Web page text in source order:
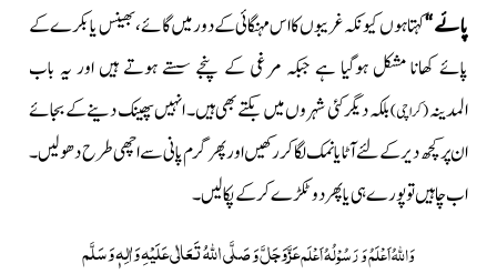
پائے“کہتا ہوں کیونکہ غریبوں کا اس مہنگائی کے دور میں گائے، بھینس یا بکرے کے
پائے کھانا مشکل ہوگیا ہے جبکہ مرغی کے پنجے سستے ہوتے ہیں اور یہ باب
المدینہ(کراچی)بلکہ دیگر کئی شہروں میں بکتے بھی ہیں۔ انہیں پھینک دینے کے بجائے
ان پر کچھ دیرکے لئے آٹایا نمک لگاکررکھیں اورپھر گرم پانی سے اچھی طرح دھو لیں ۔
اب چاہیں تو پورے ہی یاپھردو ٹکڑے کر کے پکا لیں۔
وَاللہُ اَعْلَمُ وَ رَسُوْلُہُ اَعْلَمعَزَّوَجَلَّوَصَلَّی اللّٰہُ تَعَالٰی عَلَیْہِ وَاٰلِہٖ وَسَلَّم